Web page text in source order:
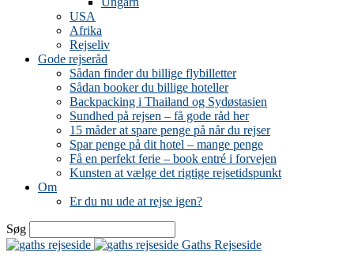
USA
Afrika
Rejseliv
Gode rejseråd
Sådan finder du billige flybilletter
Sådan booker du billige hoteller
Backpacking i Thailand og Sydøstasien
Sundhed på rejsen – få gode råd her
15 måder at spare penge på når du rejser
Spar penge på dit hotel – mange penge
Få en perfekt ferie – book entré i forvejen
Kunsten at vælge det rigtige rejsetidspunkt
Om
Er du nu ude at rejse igen?
Søg
Gaths Rejseside